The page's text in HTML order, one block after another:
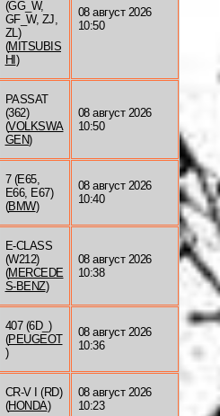
(GG_W,
GF_W, ZJ,
ZL)
(MITSUBIS
HI )
08 август 2026
10:50
PASSAT
(362)
(VOLKSWA
GEN)
08 август 2026
10:50
7 (E65,
E66, E67)
(BMW)
08 август 2026
10:40
E-CLASS
(W212)
(MERCEDE
S-BENZ)
08 август 2026
10:38
407 (6D_)
(PEUGEOT
)
08 август 2026
10:36
CR-V I (RD)
(HONDA)
08 август 2026
10:23